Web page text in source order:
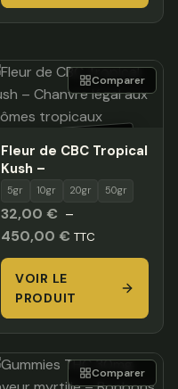
27,00
HORS STOCK
Fleur de CBC Tropical
Kush –
5gr 10gr 20gr 50gr
32,00 € –
450,00 € Plage
de
32,00 €
à
TTC
VOIR LE
PRODUIT
Comparer
Comparer